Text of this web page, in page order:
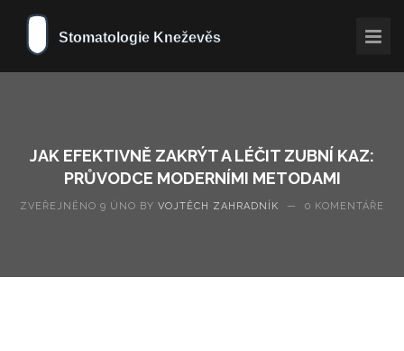
JAK EFEKTIVNĚ ZAKRÝT A LÉČIT ZUBNÍ KAZ:
PRŮVODCE MODERNÍMI METODAMI
ZVEŘEJNĚNO 9 ÚNO BY VOJTĚCH ZAHRADNÍK — 0 KOMENTÁŘE